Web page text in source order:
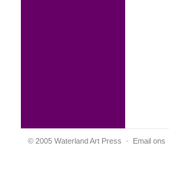
© 2005 Waterland Art Press · Email ons